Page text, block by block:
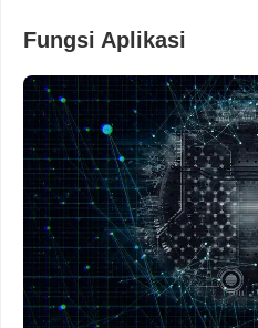
Fungsi Aplikasi